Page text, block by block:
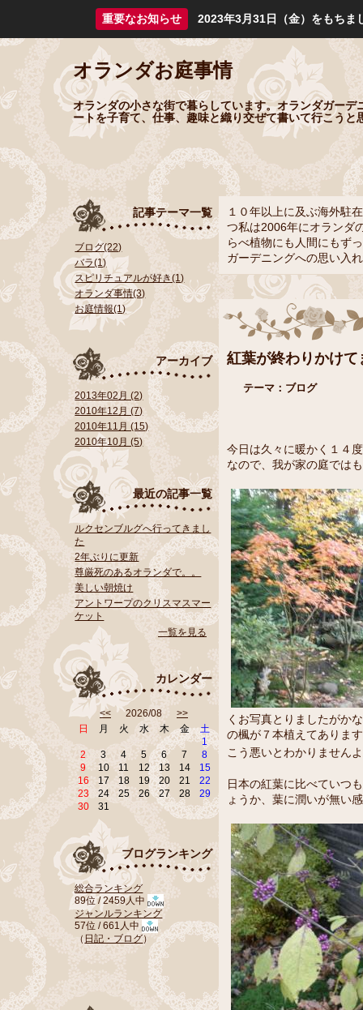
重要なお知らせ 2023年3月31日（金）をもちま
オランダお庭事情
オランダの小さな街で暮らしています。オランダガーデ
ートを子育て、仕事、趣味と織り交ぜて書いて行こうと
１０年以上に及ぶ海外駐
つ私は2006年にオランダ
らべ植物にも人間にもず
ガーデニングへの思い入
紅葉が終わりかけて
テーマ： ブログ
今日は久々に暖かく１４
なので、我が家の庭では
くお写真とりましたがか
の楓が７本植えてありま
こう悪いとわかりません
日本の紅葉に比べていつ
ょうか、葉に潤いが無い
記事テーマ一覧
ブログ(22)
バラ(1)
スピリチュアルが好き(1)
オランダ事情(3)
お庭情報(1)
アーカイブ
2013年02月 (2)
2010年12月 (7)
2010年11月 (15)
2010年10月 (5)
最近の記事一覧
ルクセンブルグへ行ってきまし
た
2年ぶりに更新
尊厳死のあるオランダで。。
美しい朝焼け
アントワープのクリスマスマー
ケット
一覧を見る
カレンダー
<< 2026/08 >>
日
月 火 水 木 金
土
1
2
3 4 5 6 7
8
9
10 11 12 13 14
15
16
17 18 19 20 21
22
23
24 25 26 27 28
29
30
31
ブログランキング
総合ランキング
89位 / 2459人中
ジャンルランキング
57位 / 661人中
（ 日記・ブログ）